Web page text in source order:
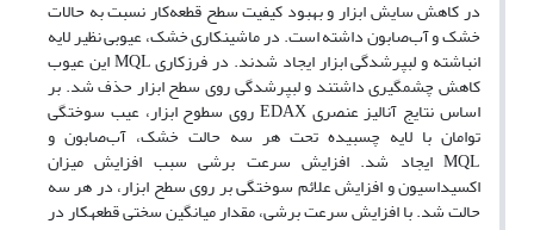
در کاهش سایش ابزار و بهبود کیفیت سطح قطعه‌کار نسبت به حالات
خشک و آب‌صابون داشته است. در ماشینکاری خشک، عیوبی نظیر لایه
انباشته و لب­پرشدگی ابزار ایجاد شدند. در فرزکاری MQL این عیوب
کاهش چشمگیری داشتند و لب­پرشدگی روی سطح ابزار حذف شد. بر
اساس نتایج آنالیز عنصری EDAX روی سطوح ابزار، عیب سوختگی
توامان با لایه چسبیده تحت هر سه حالت خشک، آب‌صابون و
MQL ایجاد شد. افزایش سرعت برشی سبب افزایش میزان
اکسیداسیون و افزایش علائم سوختگی بر روی سطح ابزار، در هر سه
حالت شد. با افزایش سرعت برشی، مقدار میانگین سختی قطعه­کار در